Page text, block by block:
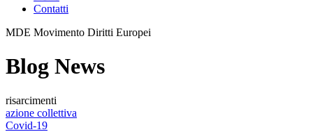
Contatti
MDE Movimento Diritti Europei
Blog News
risarcimenti
azione collettiva
Covid-19